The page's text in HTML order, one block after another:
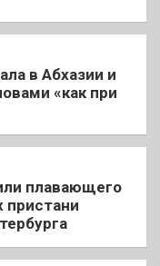
в Абхазии и
«как при
плавающего
пристани